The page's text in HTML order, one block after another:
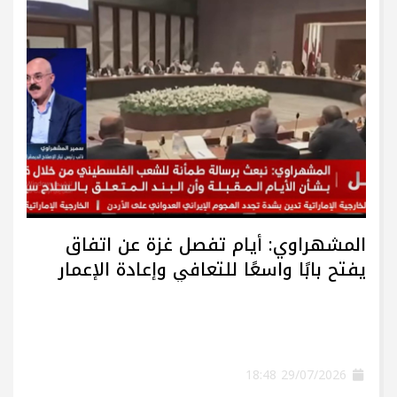
المشهراوي: أيام تفصل غزة عن اتفاق
يفتح بابًا واسعًا للتعافي وإعادة الإعمار